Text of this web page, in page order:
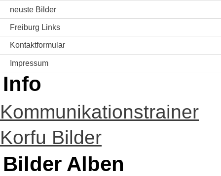
neuste Bilder
Freiburg Links
Kontaktformular
Impressum
Info
Kommunikationstrainer
Korfu Bilder
Bilder Alben